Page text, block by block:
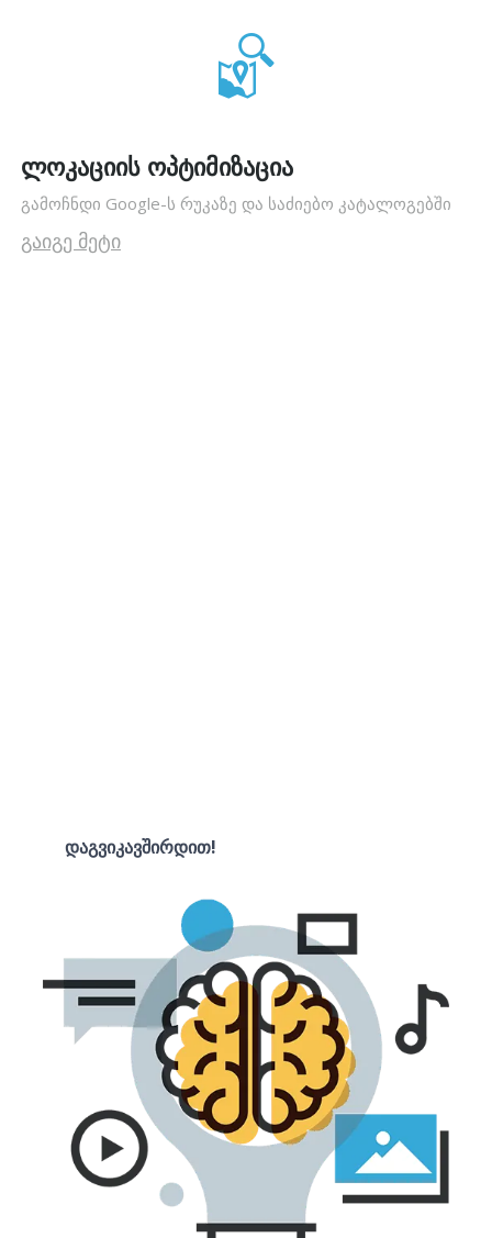
ლოკაციის ოპტიმიზაცია
გამოჩნდი Google-ს რუკაზე და საძიებო კატალოგებში
გაიგე მეტი
დაგვიკავშირდით!